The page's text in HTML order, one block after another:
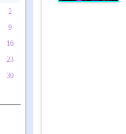
2
9
16
23
30